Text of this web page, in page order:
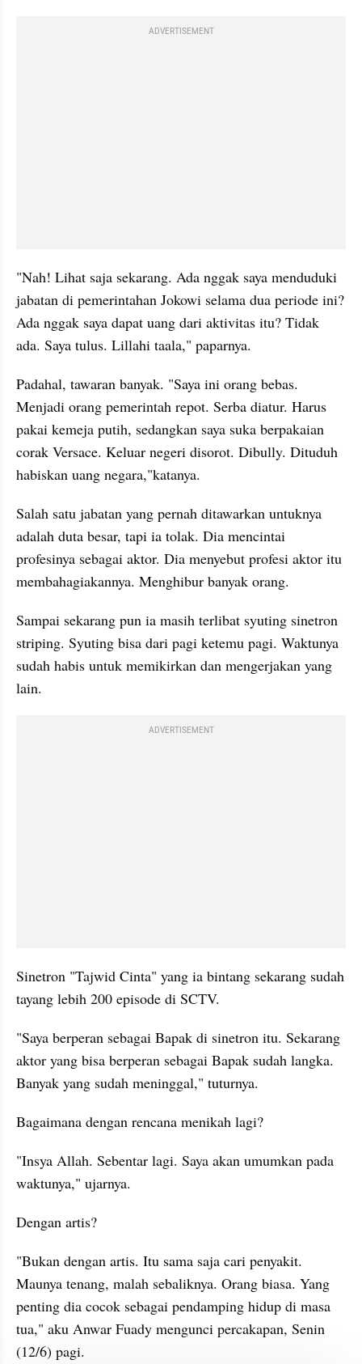
ADVERTISEMENT
"Nah! Lihat saja sekarang. Ada nggak saya menduduki
jabatan di pemerintahan Jokowi selama dua periode ini?
Ada nggak saya dapat uang dari aktivitas itu? Tidak
ada. Saya tulus. Lillahi taala," paparnya.
Padahal, tawaran banyak. "Saya ini orang bebas.
Menjadi orang pemerintah repot. Serba diatur. Harus
pakai kemeja putih, sedangkan saya suka berpakaian
corak Versace. Keluar negeri disorot. Dibully. Dituduh
habiskan uang negara,"katanya.
Salah satu jabatan yang pernah ditawarkan untuknya
adalah duta besar, tapi ia tolak. Dia mencintai
profesinya sebagai aktor. Dia menyebut profesi aktor itu
membahagiakannya. Menghibur banyak orang.
Sampai sekarang pun ia masih terlibat syuting sinetron
striping. Syuting bisa dari pagi ketemu pagi. Waktunya
sudah habis untuk memikirkan dan mengerjakan yang
lain.
ADVERTISEMENT
Sinetron "Tajwid Cinta" yang ia bintang sekarang sudah
tayang lebih 200 episode di SCTV.
"Saya berperan sebagai Bapak di sinetron itu. Sekarang
aktor yang bisa berperan sebagai Bapak sudah langka.
Banyak yang sudah meninggal," tuturnya.
Bagaimana dengan rencana menikah lagi?
"Insya Allah. Sebentar lagi. Saya akan umumkan pada
waktunya," ujarnya.
Dengan artis?
"Bukan dengan artis. Itu sama saja cari penyakit.
Maunya tenang, malah sebaliknya. Orang biasa. Yang
penting dia cocok sebagai pendamping hidup di masa
tua," aku Anwar Fuady mengunci percakapan, Senin
(12/6) pagi.